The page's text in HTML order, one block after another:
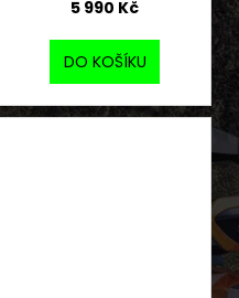
5 990 Kč
DO KOŠÍKU